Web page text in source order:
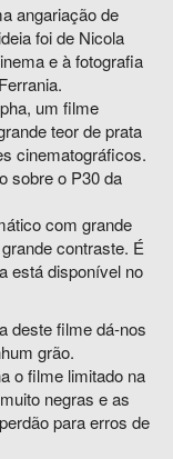
angariação de
foi de Nicola
e à fotografia
um filme
teor de prata
cinematográficos.
sobre o P30 da
com grande
contraste. É
está disponível no
deste filme dá-nos
grão.
o filme limitado na
negras e as
para erros de